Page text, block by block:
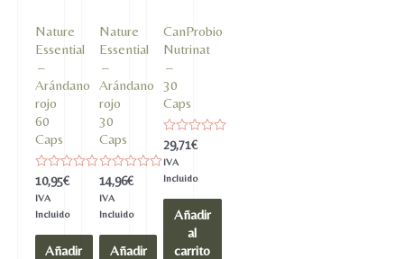
Nature
Essential
–
Arándano
rojo
60
Caps
Valorado
0
de
10,95€
IVA
Incluido
Añadir
Nature
Essential
–
Arándano
rojo
30
Caps
Valorado
en
0
de
14,96€
IVA
Incluido
Añadir
CanProbio
Nutrinat
–
30
Caps
Valorado
en
0
de
29,71€
IVA
Incluido
Añadir
al
carrito